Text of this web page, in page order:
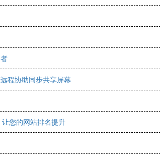
程协助同步共享屏幕
您的网站排名提升